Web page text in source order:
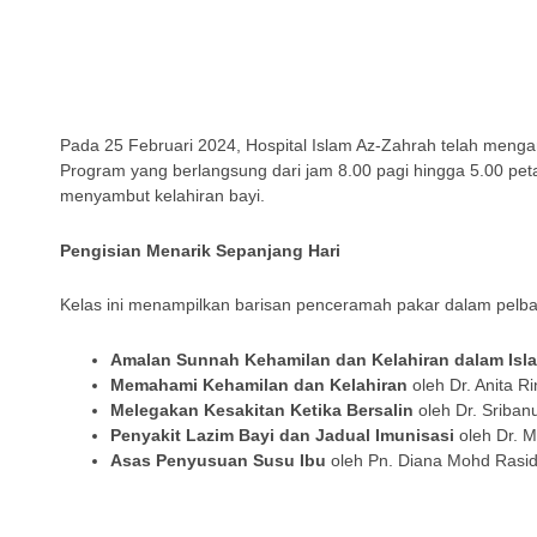
Pada 25 Februari 2024, Hospital Islam Az-Zahrah telah
Program yang berlangsung dari jam 8.00 pagi hingga 5.00
menyambut kelahiran bayi.
Pengisian Menarik Sepanjang Hari
Kelas ini menampilkan barisan penceramah pakar dalam
Amalan Sunnah Kehamilan dan Kelahiran dalam
Memahami Kehamilan dan Kelahiran oleh Dr. Anita
Melegakan Kesakitan Ketika Bersalin oleh Dr.
Penyakit Lazim Bayi dan Jadual Imunisasi oleh Dr.
Asas Penyusuan Susu Ibu oleh Pn. Diana Mohd